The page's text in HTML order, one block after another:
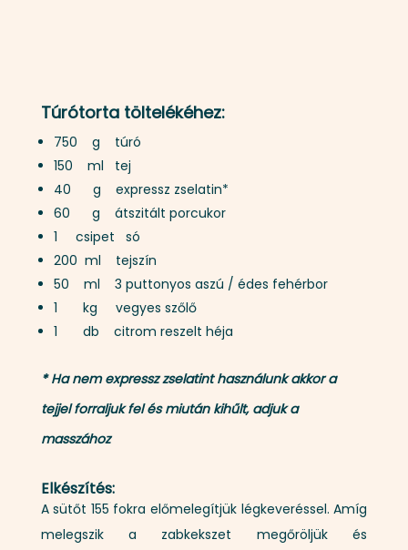
Túrótorta töltelékéhez:
750 g túró
150 ml tej
40 g expressz zselatin*
60 g átszitált porcukor
1 csipet só
200 ml tejszín
50 ml 3 puttonyos aszú / édes fehérbor
1 kg vegyes szőlő
1 db citrom reszelt héja
* Ha nem expressz zselatint használunk akkor a
tejjel forraljuk fel és miután kihűlt, adjuk a
masszához
Elkészítés:
A sütőt 155 fokra előmelegítjük légkeveréssel. Amíg
melegszik a zabkekszet megőröljük és